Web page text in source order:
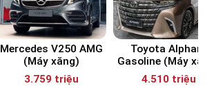
Mercedes V250 AMG
(Máy xăng)
3.759 triệu
Toyota
Gasoline (Máy
4.510 triệu